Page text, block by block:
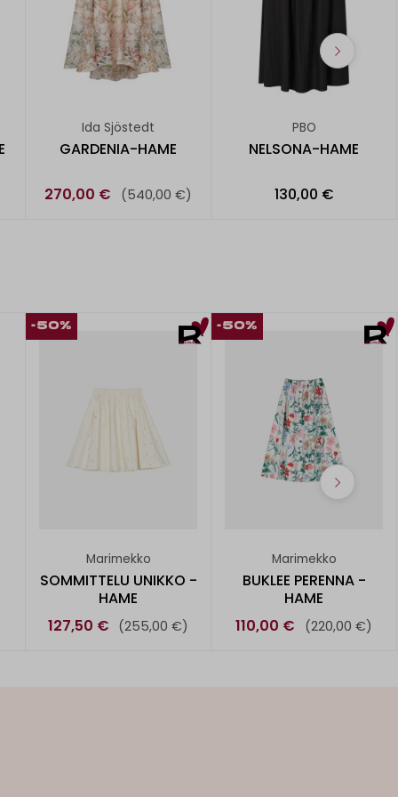
Ida Sjöstedt
GARDENIA-HAME
270,00 € (540,00 €)
PBO
NELSONA-HAME
130,00 €
-50%
Marimekko
SOMMITTELU UNIKKO -
HAME
127,50 € (255,00 €)
-50%
Marimekko
BUKLEE PERENNA -
HAME
110,00 €
(220,00 €)